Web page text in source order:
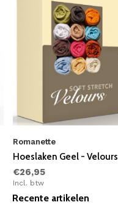
Romanette
Hoeslaken Geel - Velours
€26,95
Incl. btw
Recente artikelen